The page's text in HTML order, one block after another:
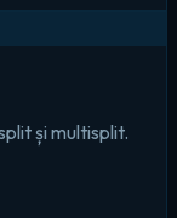
și multisplit.